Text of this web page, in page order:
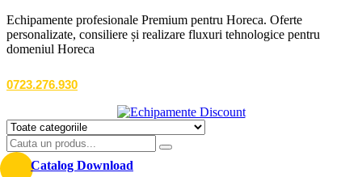
Echipamente profesionale Premium pentru Horeca. Oferte
personalizate, consiliere și realizare fluxuri tehnologice pentru
domeniul Horeca
0723.276.930
Catalog Download